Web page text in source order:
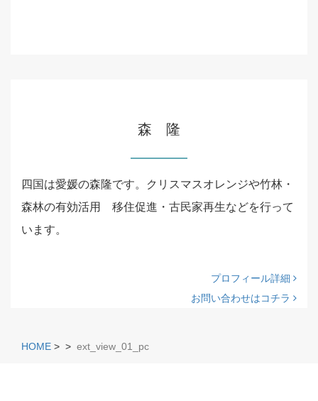
森 隆
四国は愛媛の森隆です。クリスマスオレンジや竹林・
森林の有効活用 移住促進・古民家再生などを行って
います。
プロフィール詳細
お問い合わせはコチラ
HOME > > ext_view_01_pc